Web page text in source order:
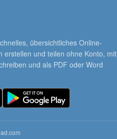
übersichtliches Online-
erstellen und teilen ohne Konto, mit
und als PDF oder Word